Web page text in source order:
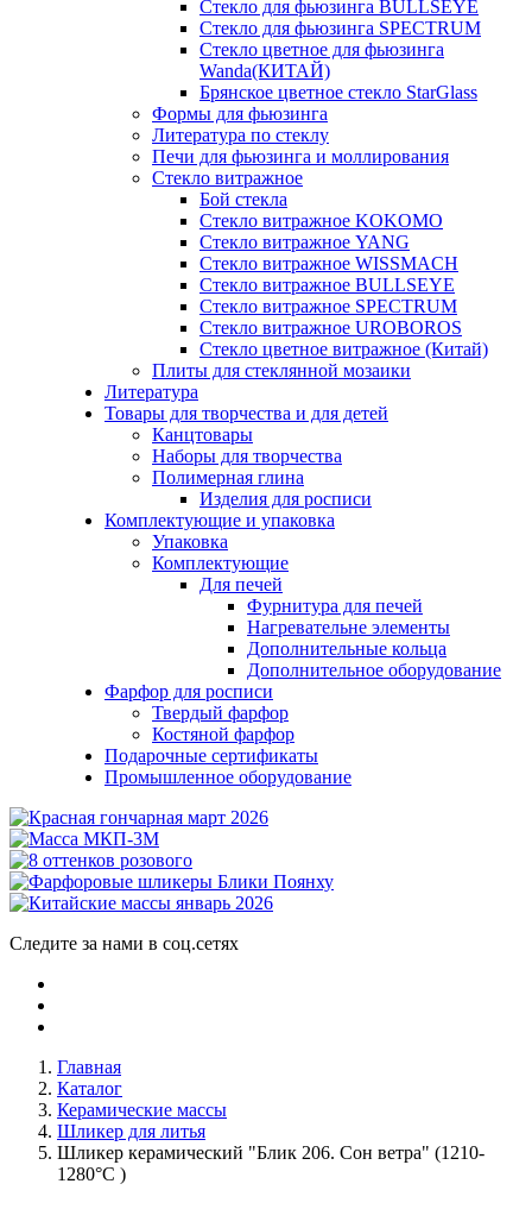
Стекло для фьюзинга BULLSEYE
Стекло для фьюзинга SPECTRUM
Стекло цветное для фьюзинга
Wanda(КИТАЙ)
Брянское цветное стекло StarGlass
Формы для фьюзинга
Литература по стеклу
Печи для фьюзинга и моллирования
Стекло витражное
Бой стекла
Стекло витражное KOKOMO
Стекло витражное YANG
Стекло витражное WISSMACH
Стекло витражное BULLSEYE
Стекло витражное SPECTRUM
Стекло витражное UROBOROS
Стекло цветное витражное (Китай)
Плиты для стеклянной мозаики
Литература
Товары для творчества и для детей
Канцтовары
Наборы для творчества
Полимерная глина
Изделия для росписи
Комплектующие и упаковка
Упаковка
Комплектующие
Для печей
Фурнитура для печей
Нагревательне элементы
Дополнительные кольца
Дополнительное оборудование
Фарфор для росписи
Твердый фарфор
Костяной фарфор
Подарочные сертификаты
Промышленное оборудование
Следите за нами в соц.сетях
Главная
Каталог
Керамические массы
Шликер для литья
Шликер керамический "Блик 206. Сон ветра" (1210-
1280°С )